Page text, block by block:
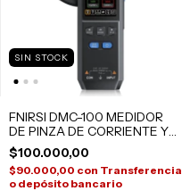
SIN STOCK
FNIRSI DMC-100 MEDIDOR
DE PINZA DE CORRIENTE Y
VOLTAJE DC AC
MULTIMETRO DIGITAL
$100.000,00
$90.000,00 con Transferencia
o depósito bancario